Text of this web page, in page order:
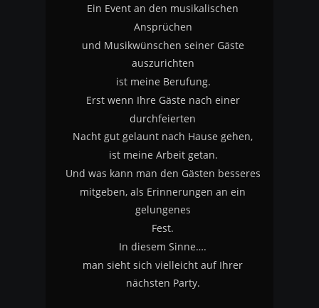
Ein Event an den musikalischen
Ansprüchen
und Musikwünschen seiner Gäste
auszurichten
ist meine Berufung.
Erst wenn Ihre Gäste nach einer
durchfeierten
Nacht gut gelaunt nach Hause gehen,
ist meine Arbeit getan.
Und was kann man den Gästen besseres
mitgeben, als Erinnerungen an ein
gelungenes
Fest.
In diesem Sinne….
man sieht sich vielleicht auf Ihrer
nächsten Party.